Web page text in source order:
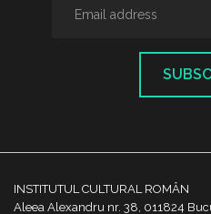
INSTITUTUL CULTURAL ROMÂN
Aleea Alexandru nr. 38, 011824